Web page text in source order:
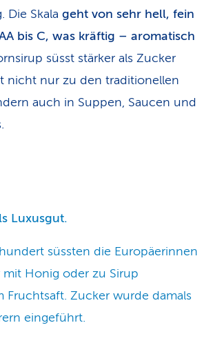
Die Skala geht von sehr hell, fein
bis C, was kräftig – aromatisch
süsst stärker als Zucker
nicht nur zu den traditionellen
auch in Suppen, Saucen und
Luxusgut.
süssten die Europäerinnen
mit Honig oder zu Sirup
Fruchtsaft. Zucker wurde damals
eingeführt.